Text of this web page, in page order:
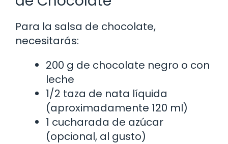
Para la salsa de chocolate,
necesitarás:
200 g de chocolate negro o con
leche
1/2 taza de nata líquida
(aproximadamente 120 ml)
1 cucharada de azúcar
(opcional, al gusto)